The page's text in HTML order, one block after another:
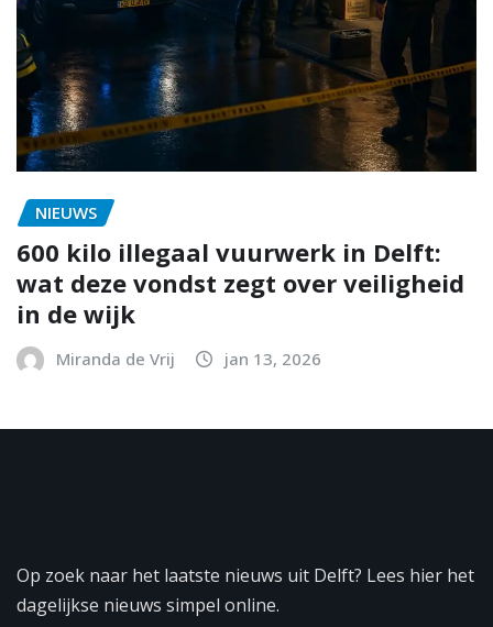
NIEUWS
600 kilo illegaal vuurwerk in Delft:
wat deze vondst zegt over veiligheid
in de wijk
Miranda de Vrij jan 13, 2026
Op zoek naar het laatste nieuws uit Delft? Lees hier het
dagelijkse nieuws simpel online.